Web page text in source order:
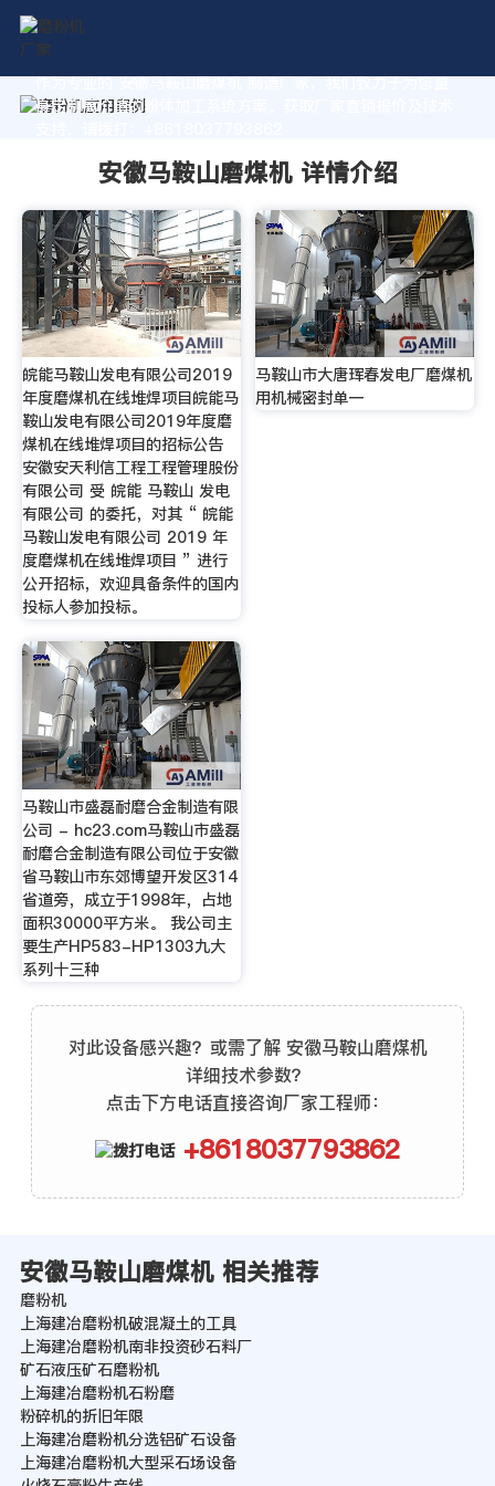
作为专业的 安徽马鞍山磨煤机 制造厂家，我们致力于为您量
身定制高价值的粉体加工系统方案。获取厂家直销报价及技术
安徽马鞍山磨煤机 详情介绍
皖能马鞍山发电有限公司2019
年度磨煤机在线堆焊项目皖能马
鞍山发电有限公司2019年度磨
煤机在线堆焊项目的招标公告
安徽安天利信工程工程管理股份
有限公司 受 皖能 马鞍山 发电
有限公司 的委托，对其 “ 皖能
马鞍山发电有限公司 2019 年
度磨煤机在线堆焊项目 ” 进行
公开招标，欢迎具备条件的国内
投标人参加投标。
马鞍山市大唐珲春发电厂磨煤机
用机械密封单一
马鞍山市盛磊耐磨合金制造有限
公司 - hc23.com马鞍山市盛磊
耐磨合金制造有限公司位于安徽
省马鞍山市东郊博望开发区314
省道旁，成立于1998年，占地
面积30000平方米。 我公司主
要生产HP583-HP1303九大
系列十三种
对此设备感兴趣？或需了解 安徽马鞍山磨煤机
详细技术参数？
点击下方电话直接咨询厂家工程师：
+8618037793862
安徽马鞍山磨煤机 相关推荐
磨粉机
上海建冶磨粉机破混凝土的工具
上海建冶磨粉机南非投资砂石料厂
矿石液压矿石磨粉机
上海建冶磨粉机石粉磨
粉碎机的折旧年限
上海建冶磨粉机分选铝矿石设备
上海建冶磨粉机大型采石场设备